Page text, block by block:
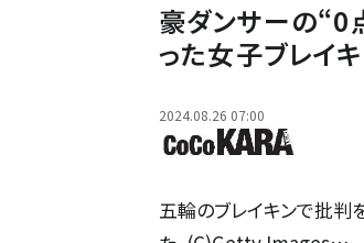
豪ダンサーの“0
った女子ブレイ
2024.08.26 07:00
五輪のブレイキンで批判